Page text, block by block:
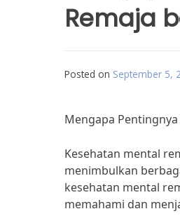
Remaja
Posted on September 5,
Mengapa
Kesehatan mental
menimbulkan
kesehatan mental
memahami dan